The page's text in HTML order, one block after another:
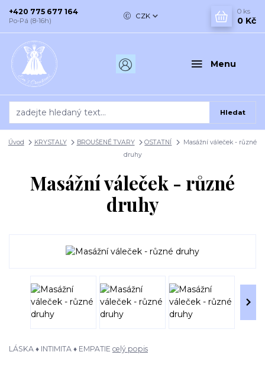
Menu
CZK
Hledat
+420 775 677 164
Po-Pá (8-16h)
0 ks
0 Kč
Úvod KRYSTALY BROUŠENÉ TVARY OSTATNÍ
Masážní váleček - různé
druhy
Masážní váleček - různé
druhy
LÁSKA ♦ INTIMITA ♦ EMPATIE celý popis